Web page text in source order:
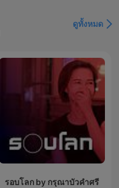
ดูทั้งหมด
รอบโลก by กรุณาบัวคำศรี